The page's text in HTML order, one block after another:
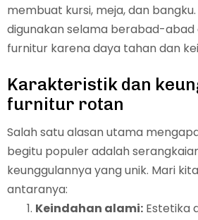
membuat kursi, meja, dan
digunakan selama berabad-abad
furnitur karena daya tahan dan
Karakteristik dan
furnitur rotan
Salah satu alasan utama
begitu populer adalah
keunggulannya yang unik. Mari
antaranya:
Keindahan alami: Estetika